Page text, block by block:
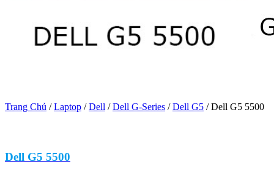
Trang Chủ /Laptop /Dell /Dell G-Series /Dell G5 /Dell G5 5500
Dell G5 5500